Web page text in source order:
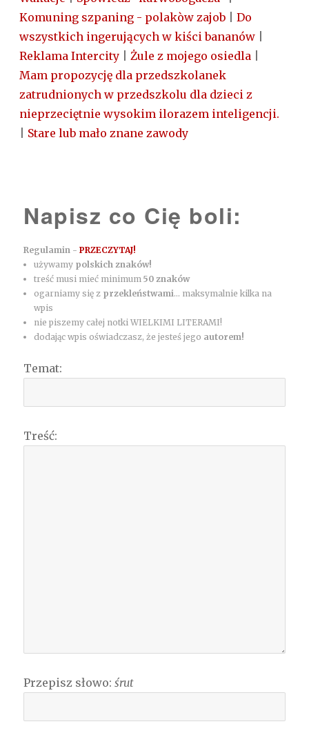
Komuning szpaning - polakòw zajob
Do
wszystkich ingerujących w kiści bananów
Reklama Intercity
Żule z mojego osiedla
Mam propozycję dla przedszkolanek
zatrudnionych w przedszkolu dla dzieci z
nieprzeciętnie wysokim ilorazem inteligencji.
Stare lub mało znane zawody
Napisz co Cię boli:
Regulamin -PRZECZYTAJ!
używamy polskich znaków!
treść musi mieć minimum50 znaków
ogarniamy się z przekleństwami... maksymalnie kilka na
wpis
nie piszemy całej notki WIELKIMI LITERAMI!
dodając wpis oświadczasz, że jesteś jego autorem!
Temat:
Treść:
Przepisz słowo:śrut